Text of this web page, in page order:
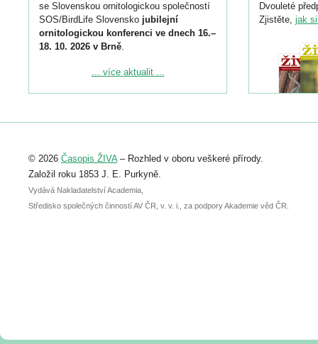
se Slovenskou ornitologickou společností
SOS/BirdLife Slovensko jubilejní
ornitologickou konferenci ve dnech 16.–
18. 10. 2026 v Brně.
Podrobnější informace ke konferenci
Registrovat se můžete do 6. září.
abstraktu přihlášené přednášky nebo
posteru je už 30. června.
... více aktualit ...
Dvouleté
Zjistěte, jak
© 2026 Časopis ŽIVA– Rozhled v oboru veškeré přírody.
Založil roku 1853 J. E. Purkyně.
Vydává Nakladatelství Academia,
Středisko společných činností AV ČR, v. v. i., za podpory Akademie věd ČR.